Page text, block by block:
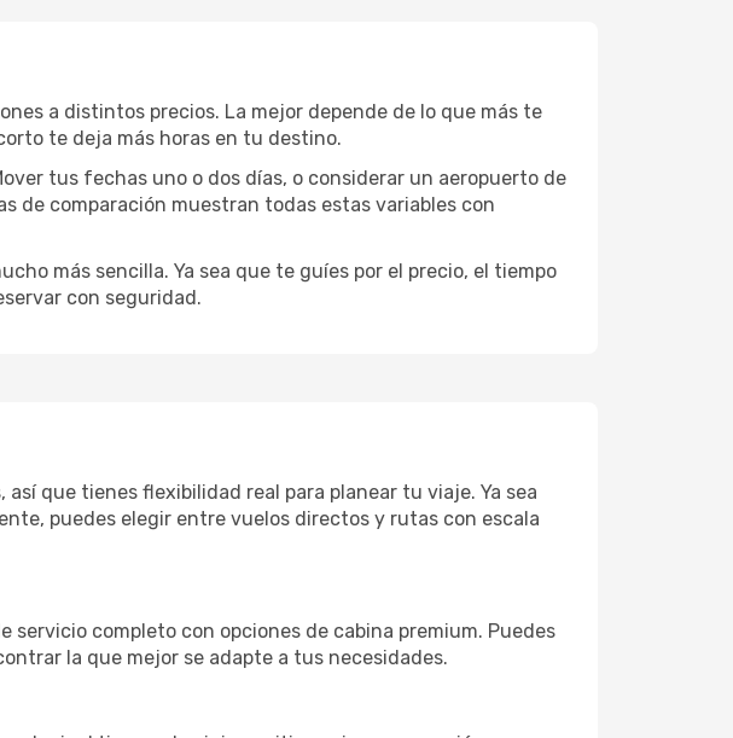
a distintos precios. La mejor depende de lo que más te
te deja más horas en tu destino.
tus fechas uno o dos días, o considerar un aeropuerto de
de comparación muestran todas estas variables con
más sencilla. Ya sea que te guíes por el precio, el tiempo
con seguridad.
que tienes flexibilidad real para planear tu viaje. Ya sea
puedes elegir entre vuelos directos y rutas con escala
servicio completo con opciones de cabina premium. Puedes
la que mejor se adapte a tus necesidades.